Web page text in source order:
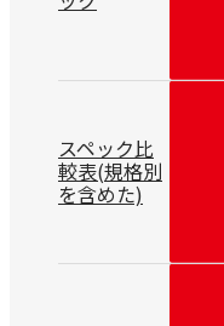
スペック比
較表(規格別
を含めた)